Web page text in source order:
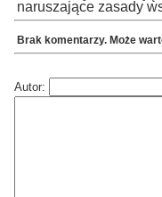
naruszające zasady
Brak komentarzy. Może
Autor: